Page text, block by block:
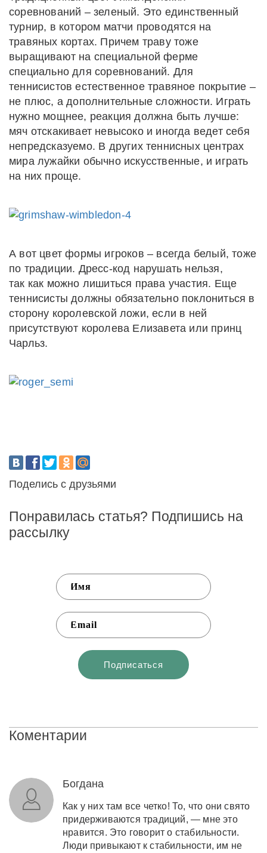
соревнований – зеленый. Это единственный
турнир, в котором матчи проводятся на
травяных кортах. Причем траву тоже
выращивают на специальной ферме
специально для соревнований. Для
теннисистов естественное травяное покрытие –
не плюс, а дополнительные сложности. Играть
нужно мощнее, реакция должна быть лучше:
мяч отскакивает невысоко и иногда ведет себя
непредсказуемо. В других теннисных центрах
мира лужайки обычно искусственные, и играть
на них проще.
А вот цвет формы игроков – всегда белый, тоже
по традиции. Дресс-код нарушать нельзя,
так как можно лишиться права участия. Еще
теннисисты должны обязательно поклониться в
сторону королевской ложи, если в ней
присутствуют королева Елизавета или принц
Чарльз.
Поделись с друзьями
Понравилась статья? Подпишись на
рассылку
Коментарии
Богдана
Как у них там все четко! То, что они свято
придерживаются традиций, — мне это
нравится. Это говорит о стабильности.
Люди привыкают к стабильности, им не